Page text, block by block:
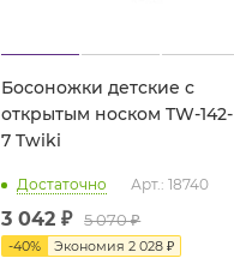
Босоножки детские с
открытым носком TW-142-
7 Twiki
Достаточно Арт.: 18740
3 042 ₽ 5 070 ₽
-40% Экономия2 028 ₽